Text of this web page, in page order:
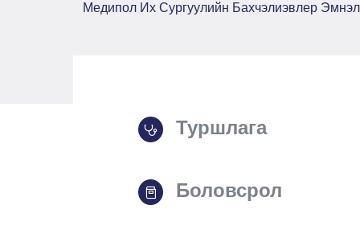
Медипол Их Сургуулийн Бахчэлиэвлер
Туршлага
Боловсрол